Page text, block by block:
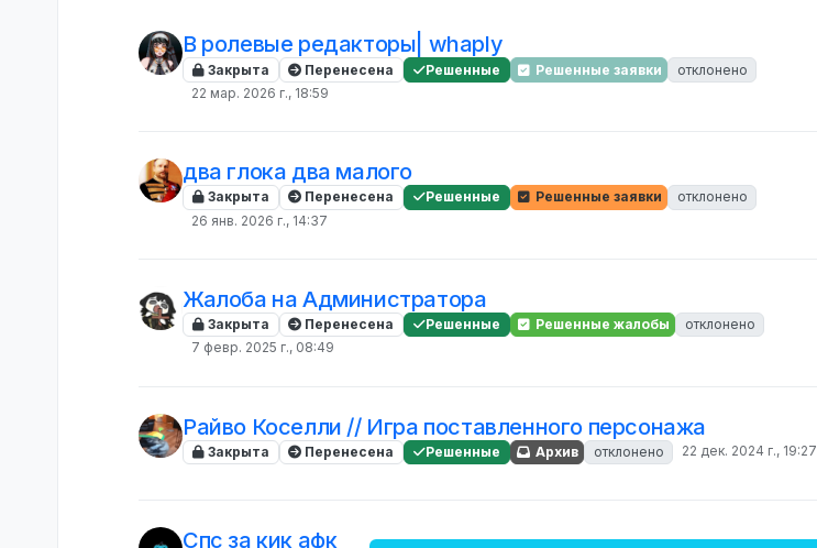
В ролевые редакторы| whaply
Закрыта Перенесена Решенные Решенные заявки
отклонено
22 мар. 2026 г., 18:59
два глока два малого
Закрыта Перенесена Решенные Решенные заявки
отклонено
26 янв. 2026 г., 14:37
Жалоба на Администратора
Закрыта Перенесена Решенные Решенные жалобы
отклонено
7 февр. 2025 г., 08:49
Райво Коселли // Игра поставленного персонажа
Закрыта Перенесена Решенные Архив отклонено 22 дек. 2024 г., 19:27
Спс за кик афк